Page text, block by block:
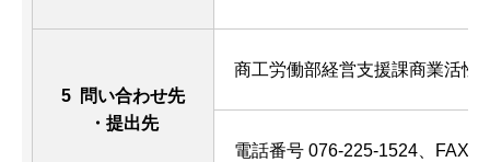
5 問い合わせ先
・提出先
商工労働部経営支援課商業活性
電話番号 076-225-1524、FAX